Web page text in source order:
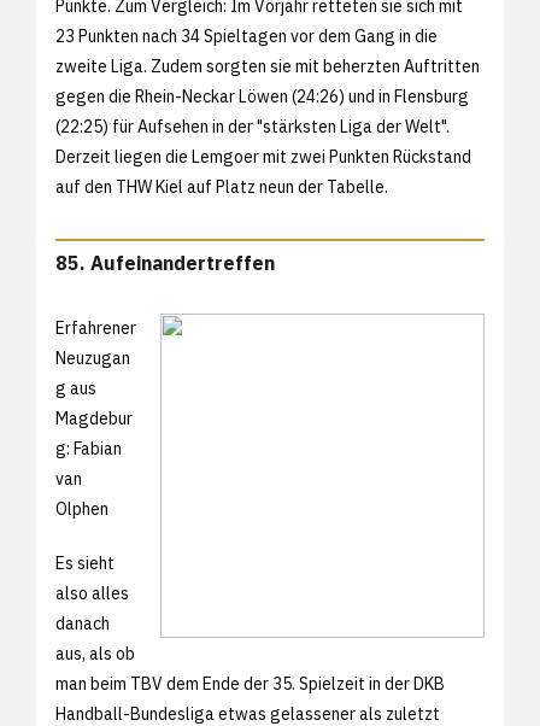
Punkte. Zum Vergleich: Im Vorjahr retteten sie sich mit
23 Punkten nach 34 Spieltagen vor dem Gang in die
zweite Liga. Zudem sorgten sie mit beherzten Auftritten
gegen die Rhein-Neckar Löwen (24:26) und in Flensburg
(22:25) für Aufsehen in der "stärksten Liga der Welt".
Derzeit liegen die Lemgoer mit zwei Punkten Rückstand
auf den THW Kiel auf Platz neun der Tabelle.
85. Aufeinandertreffen
Erfahrener
Neuzugan
g aus
Magdebur
g: Fabian
van
Olphen
Es sieht
also alles
danach
aus, als ob
man beim TBV dem Ende der 35. Spielzeit in der DKB
Handball-Bundesliga etwas gelassener als zuletzt